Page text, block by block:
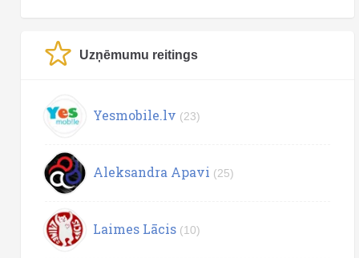
Uzņēmumu reitings
Yesmobile.lv (23)
Aleksandra Apavi (25)
Laimes Lācis (10)